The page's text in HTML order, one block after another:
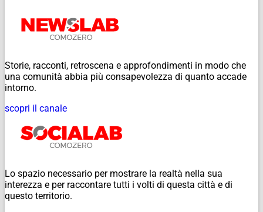
Storie, racconti, retroscena e approfondimenti in modo che
una comunità abbia più consapevolezza di quanto accade
intorno.
scopri il canale
Lo spazio necessario per mostrare la realtà nella sua
interezza e per raccontare tutti i volti di questa città e di
questo territorio.